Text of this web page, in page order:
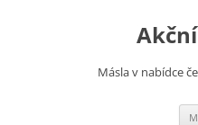
Másla v nabídce